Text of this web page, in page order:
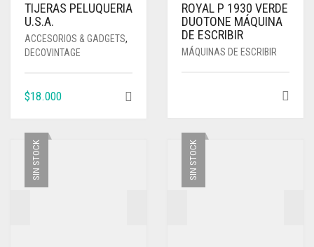
TIJERAS PELUQUERIA
U.S.A.
ACCESORIOS & GADGETS,
DECOVINTAGE
$18.000
ROYAL P 1930 VERDE
DUOTONE MÁQUINA
DE ESCRIBIR
MÁQUINAS DE ESCRIBIR
SIN STOCK SIN STOCK